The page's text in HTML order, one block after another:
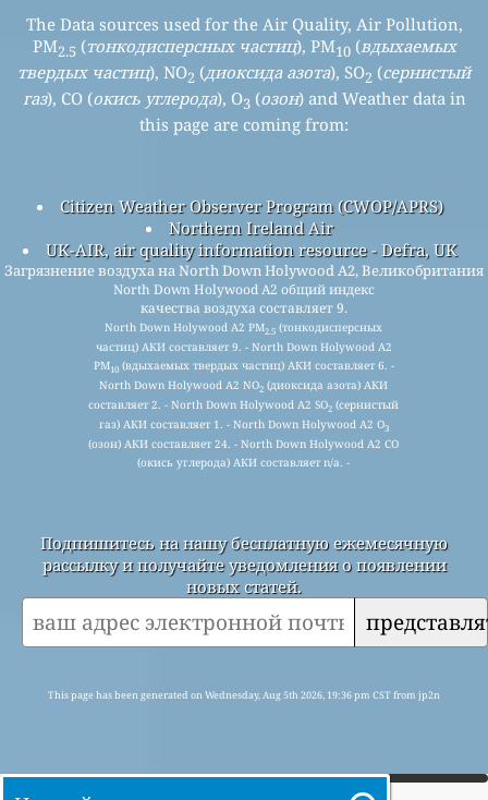
The Data sources used for the Air Quality, Air Pollution,
PM2.5 (тонкодисперсных частиц), PM10(вдыхаемых
твердых частиц), NO2 (диоксида азота), SO2 (сернистый
газ), CO (окись углерода), O3 (озон) and Weather data in
this page are coming from:
Citizen Weather Observer Program (CWOP/APRS)
Northern Ireland Air
UK-AIR, air quality information resource - Defra, UK
Загрязнение воздуха на North Down Holywood A2, Великобритания
North Down Holywood A2 общий индекс
качества воздуха составляет 9.
North Down Holywood A2 PM2.5 (тонкодисперсных
частиц) АКИ составляет 9. - North Down Holywood A2
PM10(вдыхаемых твердых частиц) АКИ составляет 6. -
North Down Holywood A2 NO2 (диоксида азота) АКИ
составляет 2. - North Down Holywood A2 SO2 (сернистый
газ) АКИ составляет 1. - North Down Holywood A2 O3
(озон) АКИ составляет 24. - North Down Holywood A2 CO
(окись углерода) АКИ составляет n/a. -
Подпишитесь на нашу бесплатную ежемесячную
рассылку и получайте уведомления о появлении
новых статей.
This page has been generated on Wednesday, Aug 5th 2026, 19:36 pm CST from jp2n